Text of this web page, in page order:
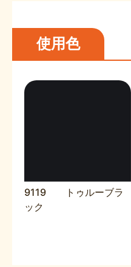
使用色
9119 トゥルーブラ
ック